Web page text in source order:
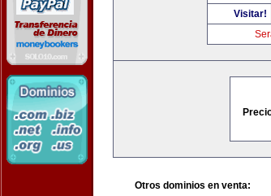
Visitar!
Otros dominios en venta: